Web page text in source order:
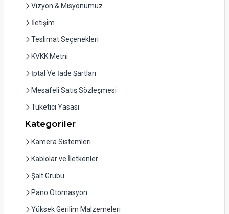
Vizyon & Misyonumuz
İletişim
Teslimat Seçenekleri
KVKK Metni
İptal Ve İade Şartları
Mesafeli Satış Sözleşmesi
Tüketici Yasası
Kategoriler
Kamera Sistemleri
Kablolar ve İletkenler
Şalt Grubu
Pano Otomasyon
Yüksek Gerilim Malzemeleri